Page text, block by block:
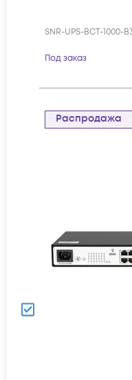
SNR-UPS-BCT-1000-
Под заказ
Распродажа